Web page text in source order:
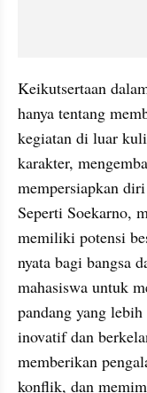
Keikutsertaan
hanya tentang
kegiatan di luar
karakter,
mempersiapkan
Seperti Soekarno,
memiliki potensi
nyata bagi bangsa
mahasiswa untuk
pandang yang
inovatif dan
memberikan
konflik, dan